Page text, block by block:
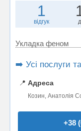
1
відгук
Укладка феном
➡️ Усі послуги
📍 Адреса
Козин, Анатолія
+38